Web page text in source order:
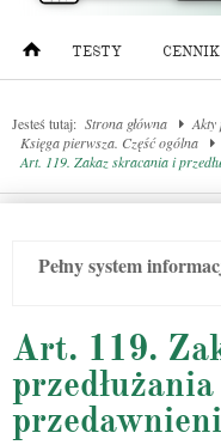
TESTY CENNIK
Jesteś tutaj: Strona główna Akty
Księga pierwsza. Część ogólna
Art. 119. Zakaz skracania i
Pełny system
Art. 119.